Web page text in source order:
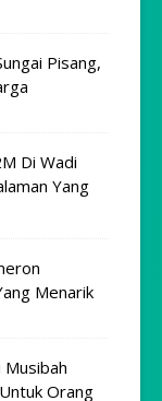
Pisang,
Di Wadi
Yang
Menarik
Orang